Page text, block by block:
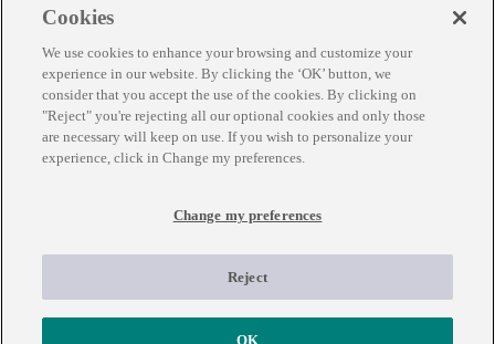
Trabalhe conosco
Informações
Como chegar
Agendamento
Temporariamente fechado para obras de renovação.
Para mais informações ligue (31) 3343-7317
Cookies
We use cookies to enhance your browsing and customize your
experience in our website. By clicking the ‘OK’ button, we
consider that you accept the use of the cookies. By clicking on
"Reject" you're rejecting all our optional cookies and only those
are necessary will keep on use. If you wish to personalize your
experience, click in Change my preferences.
Change my preferences
Reject
OK